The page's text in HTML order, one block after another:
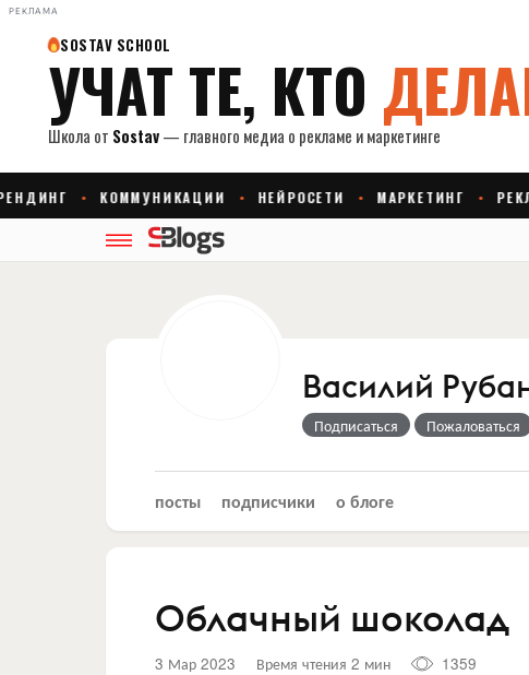
РЕКЛАМА
Василий
Подписаться Пожаловаться
посты подписчики о блоге
Облачный шоколад
3 Мар 2023 Время чтения 2 мин 1359